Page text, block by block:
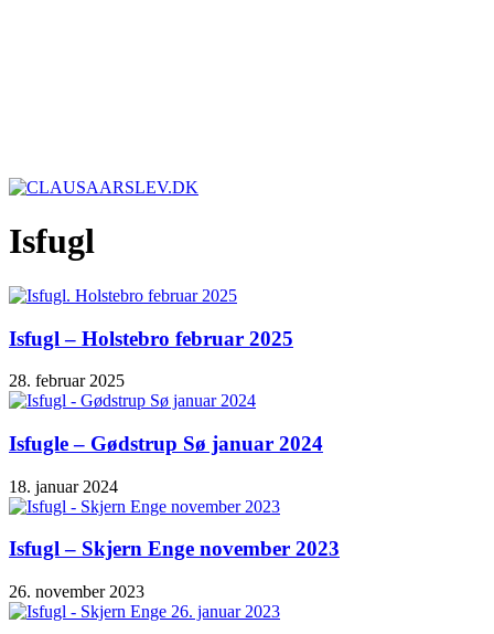
Isfugl
Isfugl – Holstebro februar 2025
28. februar 2025
Isfugle – Gødstrup Sø januar 2024
18. januar 2024
Isfugl – Skjern Enge november 2023
26. november 2023